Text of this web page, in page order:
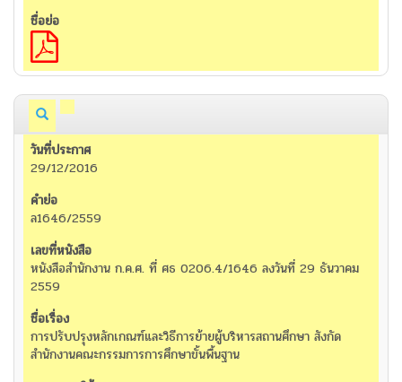
29/12/2016
ล1646/2559
หนังสือสำนักงาน ก.ค.ศ. ที่ ศธ 0206.4/1646 ลงวันที่ 29 ธันวาคม
2559
การปรับปรุงหลักเกณฑ์และวิธีการย้ายผู้บริหารสถานศึกษา สังกัด
สำนักงานคณะกรรมการการศึกษาขั้นพื้นฐาน